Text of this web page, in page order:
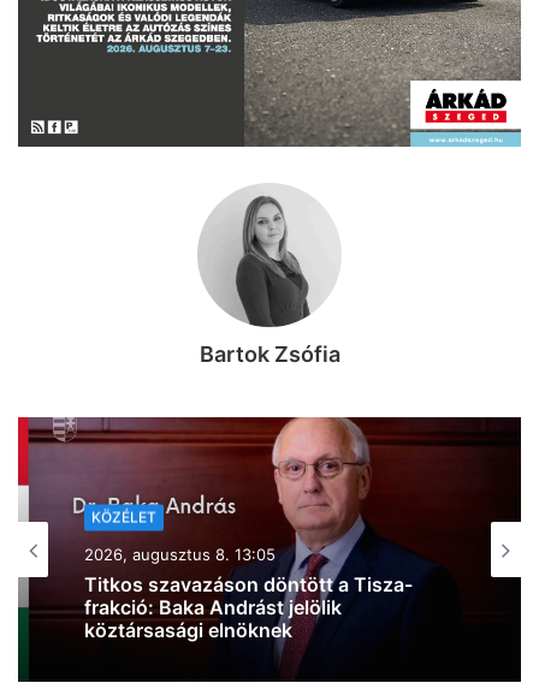
Bartok Zsófia
KÖZÉLET
2026, augusztus 8. 10:44
Kiderült, mire költi a kormány a 6000
milliárd forint európai uniós forrást